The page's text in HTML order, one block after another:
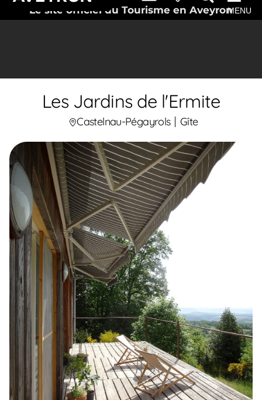
Le site officiel du Tourisme en AveyronMENU
Les Jardins de l'Ermite
Castelnau-Pégayrols Gîte